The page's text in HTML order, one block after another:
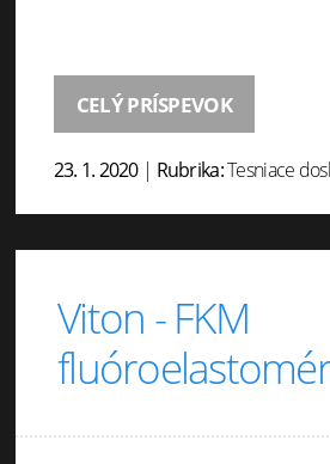
CELÝ PRÍSPEVOK
23. 1. 2020 | Rubrika:Tesniace
Viton - FKM
fluóroelastomér